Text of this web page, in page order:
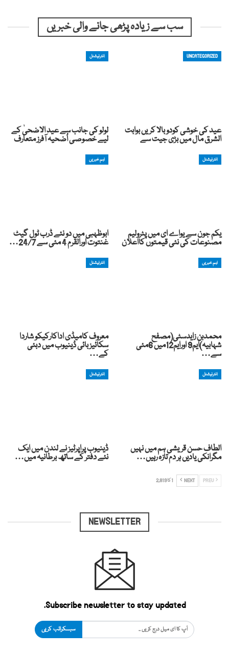
سب سے زیادہ پڑھی جانے والی خبریں
UNCATEGORIZED
عید کی خوشی کودوبالا کریں بوابت
الشرق مال میں بڑی جیت سے
انٹرنیشنل
لولو کی جانب سے عید الاضحیٰ کے
لیے خصوصی اُضحیہ آفرز متعارف
انٹرنیشنل
یکم جون سے یواے ای میں پٹرولیم
مصنوعات کی نئی قیمتوں کااعلان
اہم خبریں
ابوظہبی میں دو نئے ڈرب ٹول گیٹ
غنتوت اورالقرم 4 مئی سے 24/7…
اہم خبریں
محمدبن زایدسٹی(مصفح
شہابیہ)ایم9 اورایم12میں 6مئی
سے…
انٹرنیشنل
معروف کامیڈی اداکارکیکو شاردا
سکائیز بائی ڈینیوب میں دبئی
کے…
انٹرنیشنل
الطاف حسن قریشی ہم میں نہیں
مگرانکی یادیں ہر دم تازہ رہیں…
انٹرنیشنل
ڈینیوب پراپرٹیز نے لندن میں ایک
نئے دفتر کے ساتھ برطانیہ میں…
NEXT 1 کا 2,819
NEWSLETTER
Subscribe newsletter to stay updated.
سبسکرائب کریں